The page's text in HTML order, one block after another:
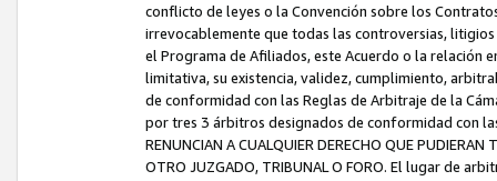
conflicto de leyes o la Convención sobre los
irrevocablemente que todas las controversias,
el Programa de Afiliados, este Acuerdo o la relación
limitativa, su existencia, validez, cumplimiento,
de conformidad con las Reglas de Arbitraje de la
por tres 3 árbitros designados de conformidad con las
RENUNCIAN A CUALQUIER DERECHO QUE
OTRO JUZGADO, TRIBUNAL O FORO. El lugar de